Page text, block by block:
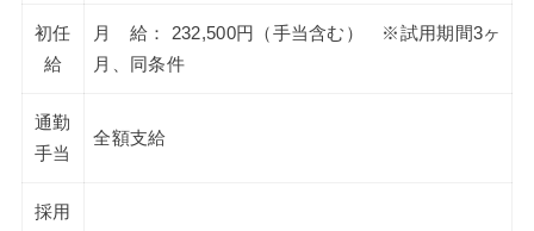
初任
給
月 給： 232,500円（手当含む） ※試用期間3ヶ
月、同条件
通勤
手当
全額支給
採用